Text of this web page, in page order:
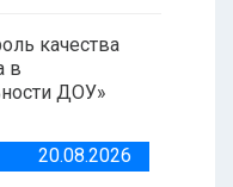
качества
в
ДОУ»
20.08.2026